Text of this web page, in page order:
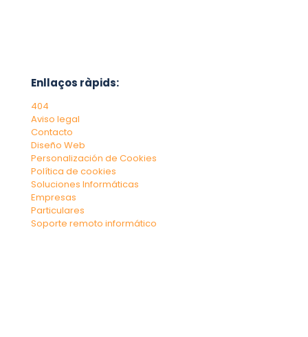
Enllaços ràpids:
404
Aviso legal
Contacto
Diseño Web
Personalización de Cookies
Política de cookies
Soluciones Informáticas
Empresas
Particulares
Soporte remoto informático